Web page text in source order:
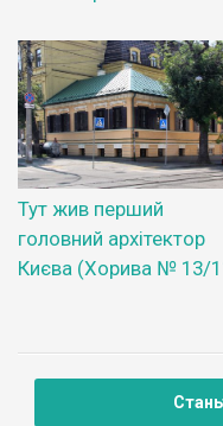
Тут жив перший
головний архітектор
Києва (Хорива № 13/